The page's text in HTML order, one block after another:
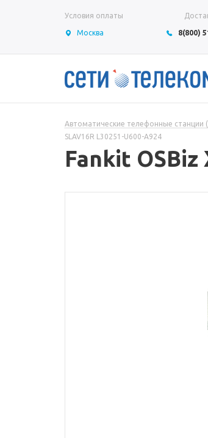
Условия оплаты
Москва 8(800)
Автоматические телефонные станции
SLAV16R L30251-U600-A924
Fankit OSBiz